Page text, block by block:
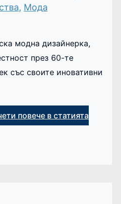
, Мода
модна дизайнерка,
през 60-те
със своите иновативни
повече в статията